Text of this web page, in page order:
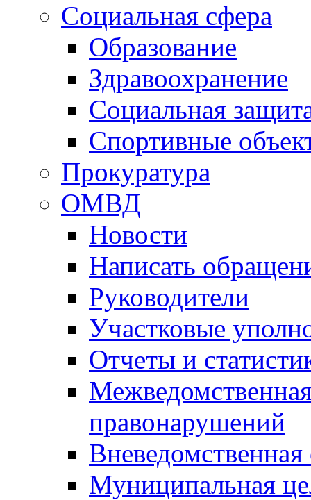
Социальная сфера
Образование
Здравоохранение
Социальная
Спортивные
Прокуратура
ОМВД
Новости
Написать
Руководители
Участковые
Отчеты и
правонарушений
Вневедомственная
Муниципальная